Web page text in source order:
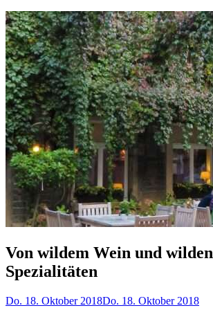
Von wildem Wein und wilden
Spezialitäten
Do. 18. Oktober 2018Do. 18. Oktober 2018